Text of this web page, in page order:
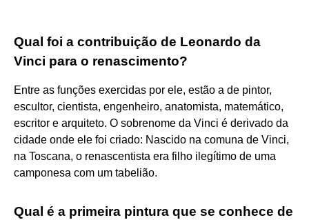
Qual foi a contribuição de Leonardo da
Vinci para o renascimento?
Entre as funções exercidas por ele, estão a de pintor,
escultor, cientista, engenheiro, anatomista, matemático,
escritor e arquiteto. O sobrenome da Vinci é derivado da
cidade onde ele foi criado: Nascido na comuna de Vinci,
na Toscana, o renascentista era filho ilegítimo de uma
camponesa com um tabelião.
Qual é a primeira pintura que se conhece de